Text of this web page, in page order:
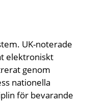
UK-noterade
elektroniskt
genom
nationella
för bevarande